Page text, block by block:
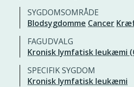
SYGDOMSOMRÅDE
Blodsygdomme Cancer
FAGUDVALG
Kronisk lymfatisk leukæmi
SPECIFIK SYGDOM
Kronisk lymfatisk leukæmi